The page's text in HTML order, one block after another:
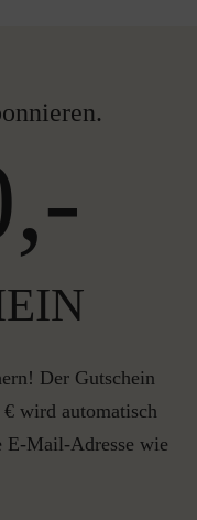
Der Gutschein
wird automatisch
E-Mail-Adresse wie